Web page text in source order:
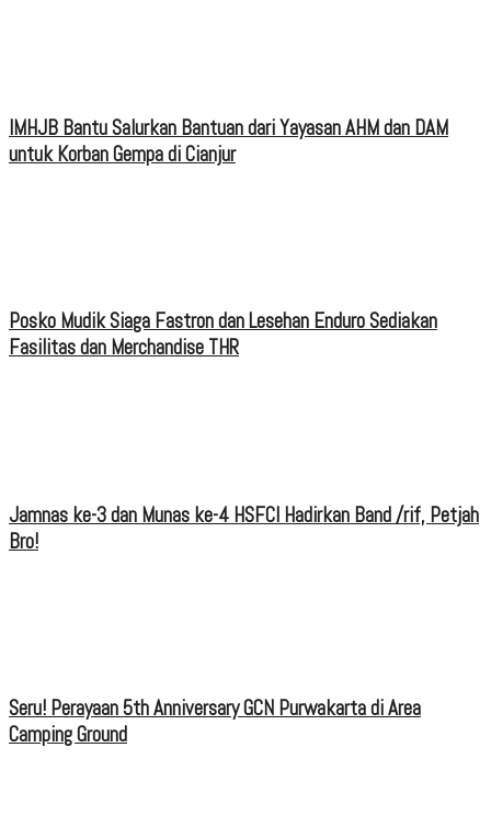
IMHJB Bantu Salurkan Bantuan dari Yayasan AHM dan DAM
untuk Korban Gempa di Cianjur
Posko Mudik Siaga Fastron dan Lesehan Enduro Sediakan
Fasilitas dan Merchandise THR
Jamnas ke-3 dan Munas ke-4 HSFCI Hadirkan Band /rif, Petjah
Bro!
Seru! Perayaan 5th Anniversary GCN Purwakarta di Area
Camping Ground